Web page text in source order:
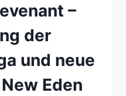
–
der
und neue
Eden